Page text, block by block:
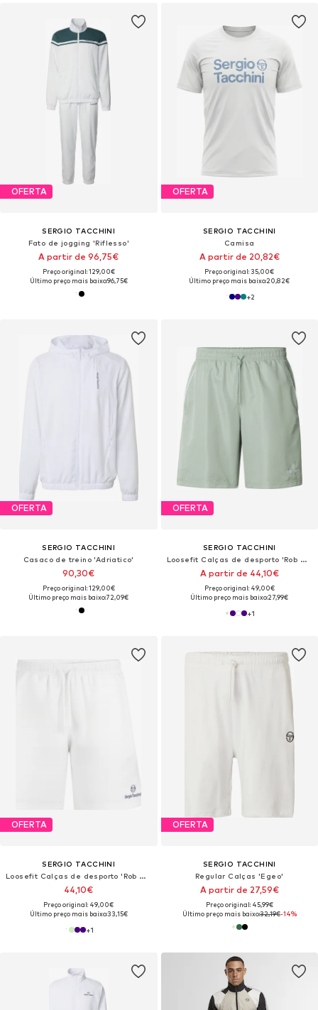
OFERTA
SERGIO TACCHINI
Fato de jogging 'Riflesso'
A partir de 96,75€
Preço original: 129,00€
Último preço mais baixo:96,75€
OFERTA
SERGIO TACCHINI
Camisa
A partir de 20,82€
Preço original: 35,00€
Último preço mais baixo:20,82€
+2
OFERTA
SERGIO TACCHINI
Casaco de treino 'Adriatico'
90,30€
Preço original: 129,00€
Último preço mais baixo:72,09€
OFERTA
SERGIO TACCHINI
Loosefit Calças de desporto 'Rob 024'
A partir de 44,10€
Preço original: 49,00€
Último preço mais baixo:27,99€
+1
OFERTA
SERGIO TACCHINI
Loosefit Calças de desporto 'Rob 024'
44,10€
Preço original: 49,00€
Último preço mais baixo:33,15€
+1
OFERTA
SERGIO TACCHINI
Regular Calças 'Egeo'
A partir de 27,59€
Preço original: 45,99€
Último preço mais baixo:32,19€-14%